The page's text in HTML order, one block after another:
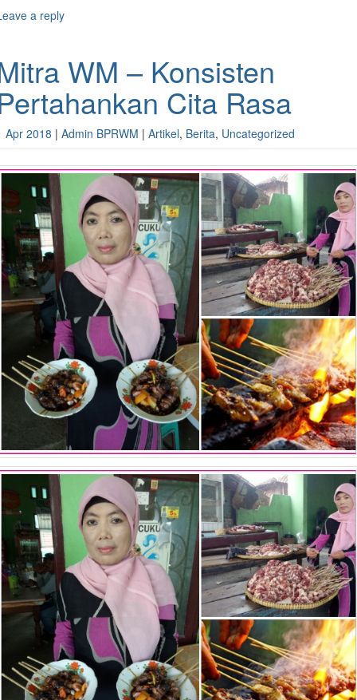
a reply
WM – Konsisten
Cita Rasa
Apr 2018 | Admin BPRWM | Artikel, Berita, Uncategorized